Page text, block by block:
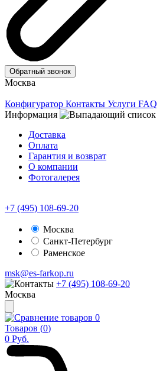
Обратный звонок
Москва
Конфигуратор Контакты Услуги FAQ
Информация
Доставка
Оплата
Гарантия и возврат
О компании
Фотогалерея
+7 (495) 108-69-20
Москва
Санкт-Петербург
Раменское
msk@es-farkop.ru
+7 (495) 108-69-20
Москва
0
Товаров (0)
0 Руб.